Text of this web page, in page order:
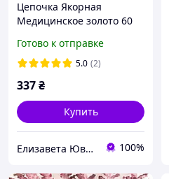
Цепочка Якорная
Медицинское золото 60
Готово к отправке
5.0 (2)
337₴
Купить
Елизавета Ювелирная бижутерия 100%